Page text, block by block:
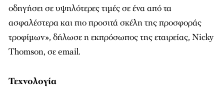
οδηγήσει σε υψηλότερες τιμές σε ένα από τα
ασφαλέστερα και πιο προσιτά σκέλη της προσφοράς
τροφίμων», δήλωσε η εκπρόσωπος της εταιρείας, Nicky
Thomson, σε email.
Τεχνολογία